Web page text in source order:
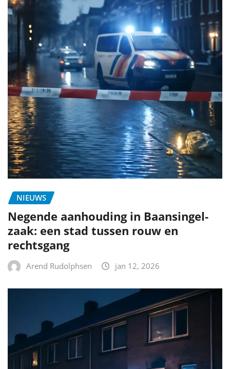
NIEUWS
Negende aanhouding in Baansingel-
zaak: een stad tussen rouw en
rechtsgang
Arend Rudolphsen jan 12, 2026